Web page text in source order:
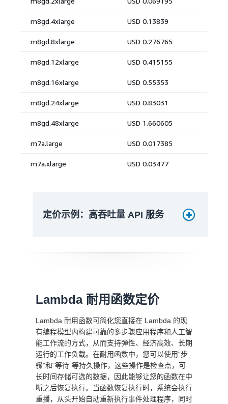
定价示例：高吞吐量 API 服务
月度费用
请求费用
Lambda 耐用函数定价
Lambda 耐用函数可简化您直接在 Lambda 的现
有编程模型内构建可靠的多步骤应用程序和人工智
能工作流的方式，从而支持弹性、经济高效、长期
运行的工作负载。在耐用函数中，您可以使用“步
骤”和“等待”等持久操作，这些操作是检查点，可
长时间存储可选的数据，因此能够让您的函数在中
断之后恢复执行。当函数恢复执行时，系统会执行
重播，从头开始自动重新执行事件处理程序，同时